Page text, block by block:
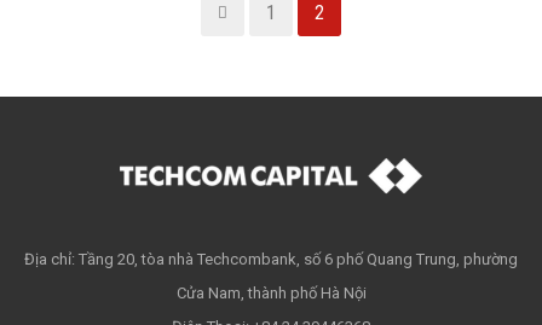
1 2
Địa chỉ: Tầng 20, tòa nhà Techcombank, số 6 phố Quang Trung, phường
Cửa Nam, thành phố Hà Nội